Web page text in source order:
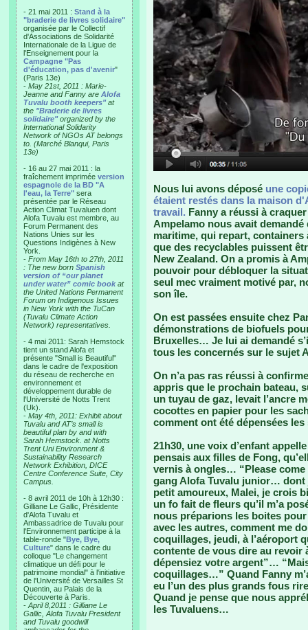
- 21 mai 2011 : Stand à la
"braderie de livres solidaire"
organisée par le Collectif
d'Associations de Solidarité
Internationale de la Ligue de
l'Enseignement pour la
Campagne "Pas
d'éducation, pas d'avenir"
(Paris 13e)
- May 21st, 2011 : Marie-
Jeanne and Fanny are Alofa
Tuvalu booth keepers"at
the "Braderie de livres
solidaire"organized by the
International Solidarity
Network of NGOs AT belongs
to. (Marché Blanqui, Paris
13e)
- 16 au 27 mai 2011 : la
fraîchement imprimée version
espagnole de la BD "A
l'eau, la Terre" sera
présentée par le Réseau
Action Climat Tuvaluen dont
Alofa Tuvalu est membre, au
Forum Permanent des
Nations Unies sur les
Questions Indigènes à New
York.
- From May 16th to 27th, 2011
: The new born Spanish
version of “our planet
under water” comic book at
the United Nations Permanent
Forum on Indigenous Issues
in New York with the TuCan
(Tuvalu Climate Action
Network) representatives.
- 4 mai 2011: Sarah Hemstock
tient un stand Alofa et
présente "Small is Beautiful"
dans le cadre de l'exposition
du réseau de recherche en
environnement et
développement durable de
l'Université de Notts Trent
(Uk).
- May 4th, 2011: Exhibit about
Tuvalu and AT’s small is
beautiful plan by and with
Sarah Hemstock. at Notts
Trent Uni Environment &
Sustainability Research
Network Exhibition, DICE
Centre Conference Suite, City
Campus.
- 8 avril 2011 de 10h à 12h30 :
Gilliane Le Gallic, Présidente
d'Alofa Tuvalu et
Ambassadrice de Tuvalu pour
l'Environnement participe à la
table-ronde "Bye, Bye,
Culture" dans le cadre du
colloque "Le changement
climatique un défi pour le
patrimoine mondial" à l'initiative
de l'Université de Versailles St
Quentin, au Palais de la
Découverte à Paris.
- April 8,2011 : Gilliane Le
Gallic, Alofa Tuvalu President
and Tuvalu goodwill
Nous lui avons déposé une
étaient restés dans la maison
travail. Fanny a réussi à
Ampelamo nous avait
maritime, qui repart, containers
que des recyclables puissent
New Zealand. On a promis à
pouvoir pour débloquer la
seul mec vraiment motivé par,
son île.
On est passées ensuite chez
démonstrations de biofuels
Bruxelles… Je lui ai demandé
tous les concernés sur le sujet
On n’a pas ras réussi à
appris que le prochain bateau,
un tuyau de gaz, levait l’ancre
cocottes en papier pour les
comment ont été dépensées
21h30, une voix d’enfant
pensais aux filles de Fong,
vernis à ongles… “Please
gang Alofa Tuvalu junior… dont
petit amoureux, Malei, je crois
un fo fait de fleurs qu’il m’a
nous préparions les boites
avec les autres, comment me
coquillages, jeudi, à l’aéroport
contente de vous dire au revoir
dépensiez votre argent”…
coquillages…” Quand Fanny
eu l’un des plus grands fous
Quand je pense que nous
les Tuvaluens…